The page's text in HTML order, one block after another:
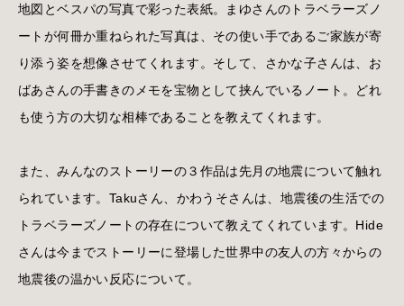
地図とベスパの写真で彩った表紙。まゆさんのトラベラーズノ
ートが何冊か重ねられた写真は、その使い手であるご家族が寄
り添う姿を想像させてくれます。そして、さかな子さんは、お
ばあさんの手書きのメモを宝物として挟んでいるノート。どれ
も使う方の大切な相棒であることを教えてくれます。
また、みんなのストーリーの３作品は先月の地震について触れ
られています。Takuさん、かわうそさんは、地震後の生活での
トラベラーズノートの存在について教えてくれています。Hide
さんは今までストーリーに登場した世界中の友人の方々からの
地震後の温かい反応について。